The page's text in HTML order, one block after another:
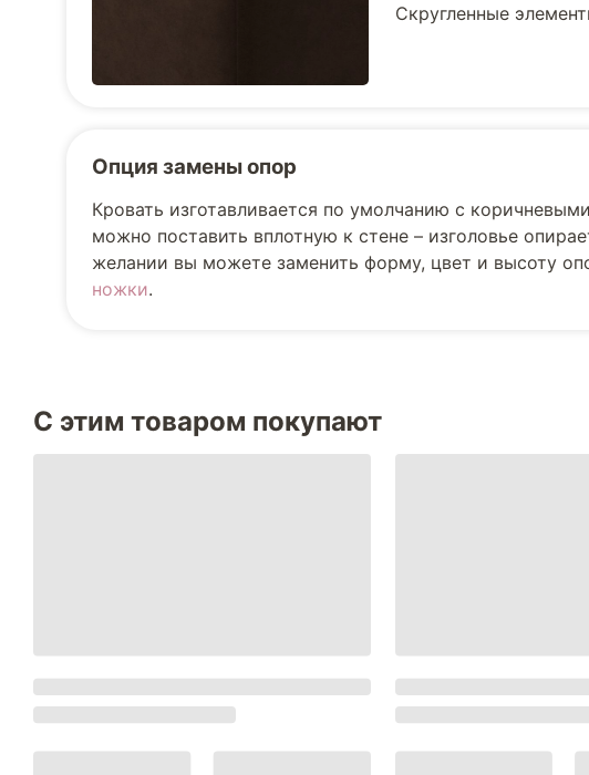
Скругленные
Опция замены опор
Кровать изготавливается по умолчанию с
можно поставить вплотную к стене – изголовье
желании вы можете заменить форму, цвет и высоту
ножки.
С этим товаром покупают